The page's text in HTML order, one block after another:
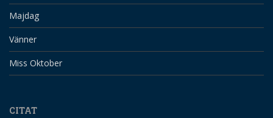
Majdag
Vänner
Miss Oktober
CITAT